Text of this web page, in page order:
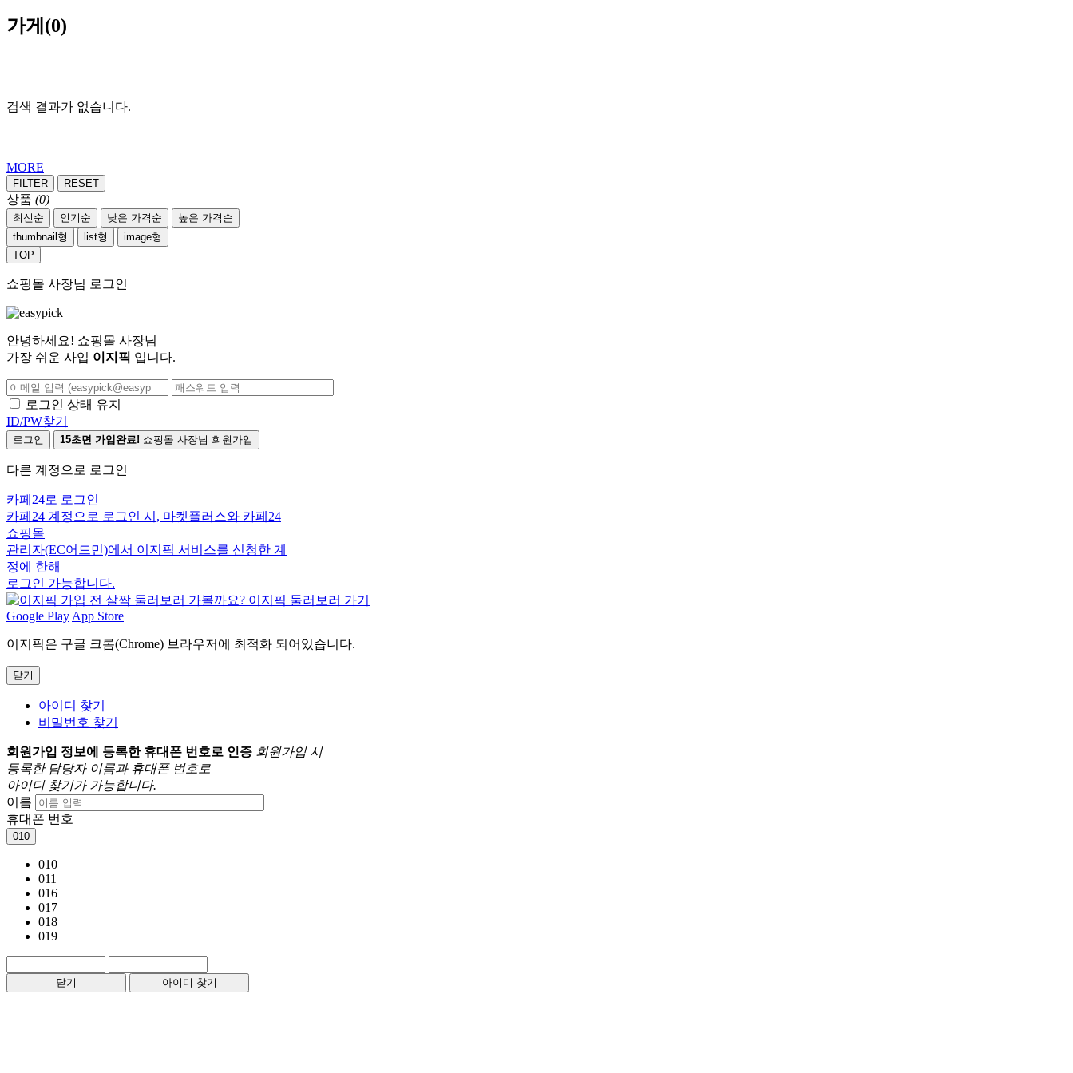
가게 (0)
검색 결과가 없습니다.
MORE
FILTER RESET
상품 (0)
최신순 인기순 낮은 가격순
높은 가격순
thumbnail형
list형
image형
TOP
쇼핑몰 사장님 로그인
안녕하세요! 쇼핑몰 사장님
가장 쉬운 사입 이지픽 입니다.
로그인 상태 유지
ID/PW찾기
로그인 15초면 가입완료! 쇼핑몰 사장님 회원가입
다른 계정으로 로그인
카페24로 로그인
카페24 계정으로 로그인 시, 마켓플러스와 카페24
쇼핑몰
관리자(EC어드민)에서 이지픽 서비스를 신청한 계
정에 한해
로그인 가능합니다.
Google Play App Store
이지픽은 구글 크롬(Chrome) 브라우저에 최적화 되어있습니다.
닫기
아이디 찾기
비밀번호 찾기
회원가입 정보에 등록한 휴대폰 번호로 인증 회원가입 시
등록한 담당자 이름과 휴대폰 번호로
아이디 찾기가 가능합니다.
이름
휴대폰 번호
010
010
011
016
017
018
019
닫기 아이디 찾기